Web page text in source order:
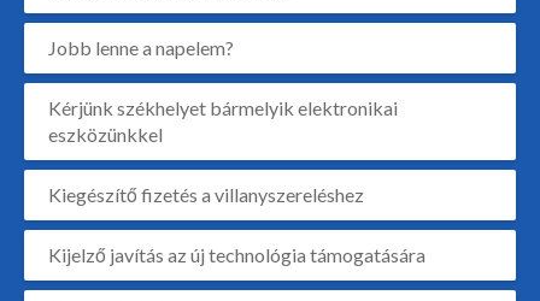
Jobb lenne a napelem?
Kérjünk székhelyet bármelyik elektronikai
eszközünkkel
Kiegészítő fizetés a villanyszereléshez
Kijelző javítás az új technológia támogatására